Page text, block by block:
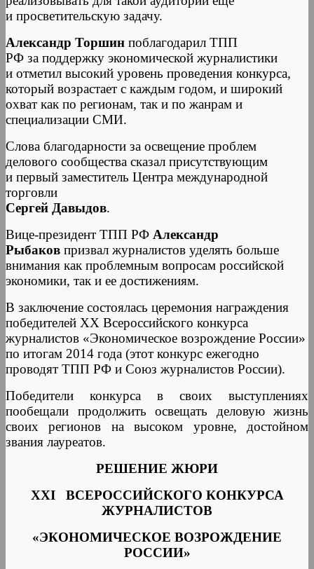
и просветительскую задачу.
Александр Торшин поблагодарил ТПП
РФ за поддержку экономической журналистики
и отметил высокий уровень проведения конкурса,
который возрастает с каждым годом, и широкий
охват как по регионам, так и по жанрам и
специализации СМИ.
Слова благодарности за освещение проблем
делового сообщества сказал присутствующим
и первый заместитель Центра международной
торговли
Сергей Давыдов.
Вице-президент ТПП РФ Александр
Рыбаков призвал журналистов уделять больше
внимания как проблемным вопросам российской
экономики, так и ее достижениям.
В заключение состоялась церемония награждения
победителей ХХ Всероссийского конкурса
журналистов «Экономическое возрождение России»
по итогам 2014 года (этот конкурс ежегодно
проводят ТПП РФ и Союз журналистов России).
Победители конкурса в своих выступлениях
пообещали продолжить освещать деловую жизнь
своих регионов на высоком уровне, достойном
звания лауреатов.
РЕШЕНИЕ ЖЮРИ
XXI ВСЕРОССИЙСКОГО КОНКУРСА
ЖУРНАЛИСТОВ
«ЭКОНОМИЧЕСКОЕ ВОЗРОЖДЕНИЕ
РОССИИ»